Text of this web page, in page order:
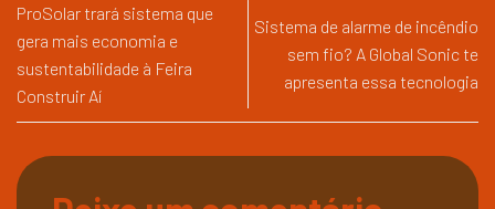
ProSolar trará sistema que
gera mais economia e
sustentabilidade à Feira
Construir Aí
Sistema de alarme de incêndio
sem fio? A Global Sonic te
apresenta essa tecnologia